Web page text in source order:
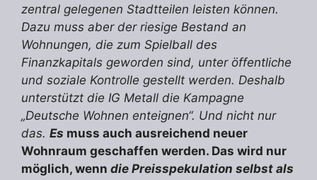
zentral gelegenen Stadtteilen leisten können.
Dazu muss aber der riesige Bestand an
Wohnungen, die zum Spielball des
Finanzkapitals geworden sind, unter öffentliche
und soziale Kontrolle gestellt werden. Deshalb
unterstützt die IG Metall die Kampagne
„Deutsche Wohnen enteignen“. Und nicht nur
das. Es muss auch ausreichend neuer
Wohnraum geschaffen werden. Das wird nur
möglich, wenn die Preisspekulation selbst als